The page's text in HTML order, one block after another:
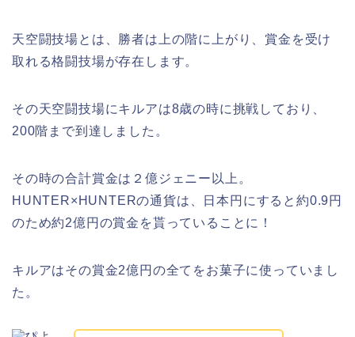
天空闘技場とは、勝者は上の階に上がり、賞金を受け
取れる格闘技場が存在します。
その天空闘技場にキルアは8歳の時に挑戦しており、
200階まで到達しました。
その時の合計賞金は２億ジェニー以上。
HUNTER×HUNTERの通貨は、日本円にすると約0.9円
のため約2億円の賞金を貰っていることに！
キルアはその賞金2億円の全てをお菓子に使っていまし
た。